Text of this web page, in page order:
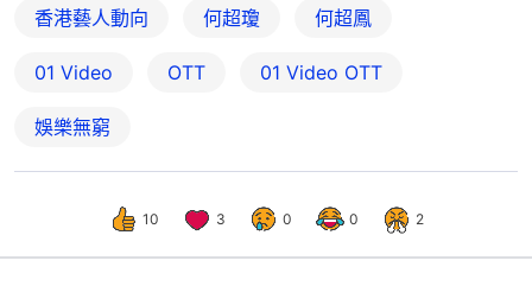
香港藝人動向 何超瓊 何超鳳
01 Video OTT 01‌ ‌Video‌ ‌OTT
娛樂無窮
10 3 0 0 2